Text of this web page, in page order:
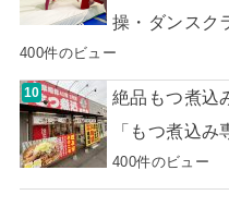
操・ダンスク
400件のビュー
絶品もつ煮込
「もつ煮込み
400件のビュー